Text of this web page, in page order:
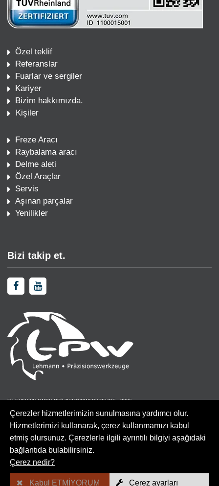
Özel teklif
Referanslar
Fuarlar ve sergiler
Kariyer
Bizim hakkımızda.
Kişiler
Freze Aracı
Raybalama aracı
Delme aleti
Özel Araçlar
Servis
Aşınan parçalar
Yenilikler
Bizi takip et.
© LEHMANN GMBH PRÄZISIONSWERKZEUGE - 2026
Site Haritası
Çerezler hizmetlerimizin sunulmasına yardımcı olur.
Hizmetlerimizi kullanarak, çerez kullanmamızı kabul
etmiş olursunuz. Çerezlerle ilgili ayrıntılı bilgiyi aşağıdaki
bağlantıda bulabilirsiniz.
Çerez nedir?
Kabul ETMİYORUM Çerez ayarları